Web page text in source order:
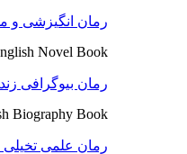
رمان انگیزشی و
Novel Book
رمان بیوگرافی
Biography Book
رمان علمی تخیلی